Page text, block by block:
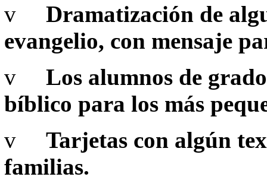
v Dramatización de
evangelio, con mensaje
v Los alumnos de
bíblico para los más
v Tarjetas con algún
familias.